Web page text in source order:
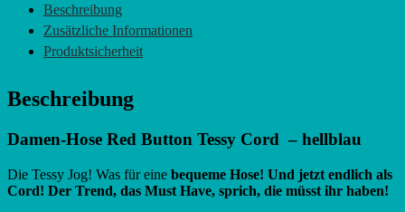
Beschreibung
Zusätzliche Informationen
Produktsicherheit
Beschreibung
Damen-Hose Red Button Tessy Cord – hellblau
Die Tessy Jog! Was für eine bequeme Hose! Und jetzt endlich als
Cord! Der Trend, das Must Have, sprich, die müsst ihr haben!